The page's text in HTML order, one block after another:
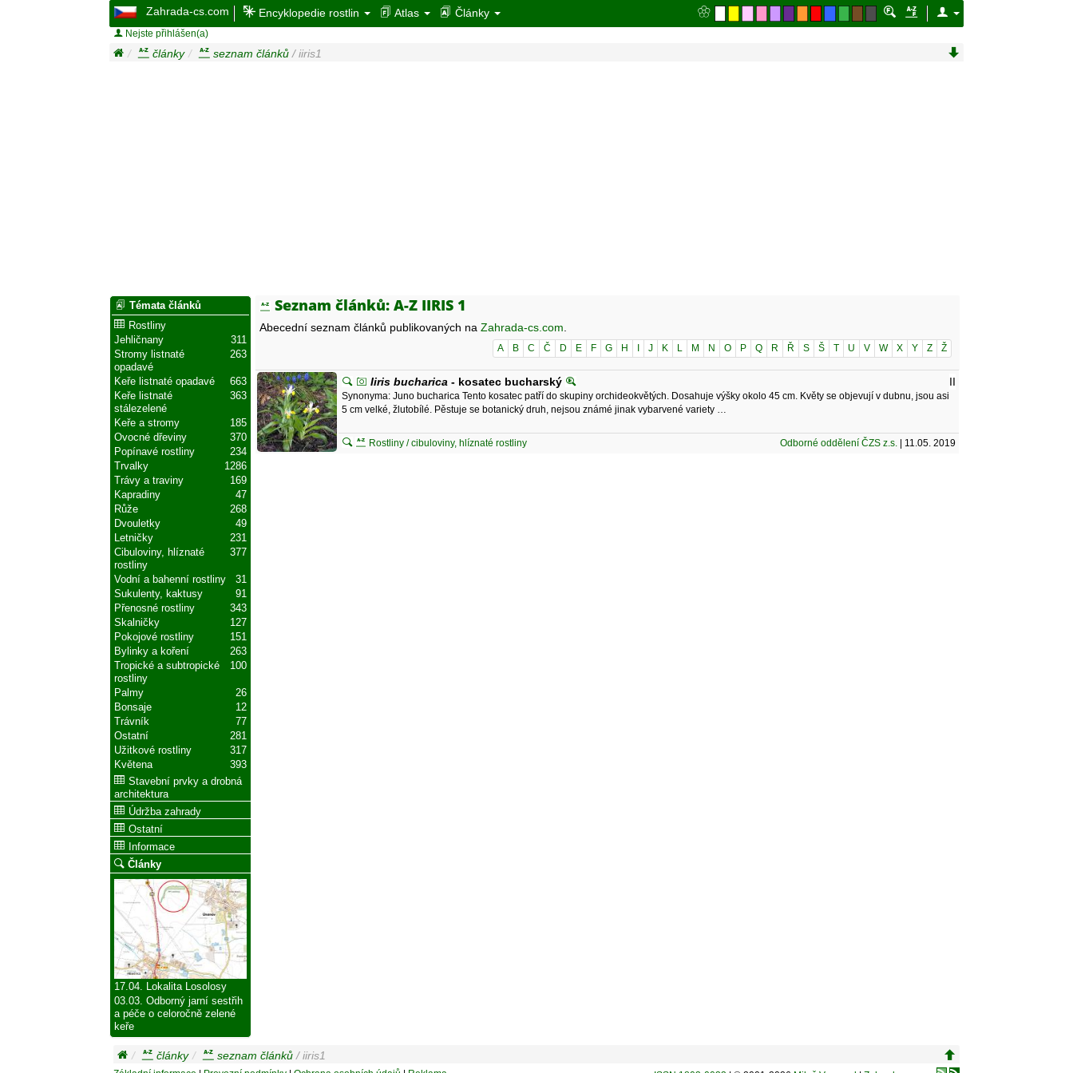
Zahrada-cs.com Encyklopedie rostlin Atlas Články
Nejste přihlášen(a)
články seznam článků / iiris1
Seznam článků: A-Z IIRIS 1
Abecední seznam článků publikovaných naZahrada-cs.com
A B C Č D E F G H J K L M N O P Q R Ř S Š T U V W X Y Z Ž
Iiris bucharica - kosatec bucharský II
Synonyma: Juno bucharica Tento kosatec patří do skupiny orchideokvětých. Dosahuje výšky okolo 45 cm. Květy se objevují v dubnu, jsou asi
5 cm velké, žlutobílé. Pěstuje se botanický druh, nejsou známé jinak vybarvené variety …
Odborné oddělení ČZS z.s. | 11.05. 2019
Rostliny / cibuloviny, hlíznaté rostliny
Témata článků
Rostliny
311
Jehličnany
263
Stromy listnaté
opadavé
663
Keře listnaté opadavé
363
Keře listnaté
stálezelené
185
Keře a stromy
370
Ovocné dřeviny
234
Popínavé rostliny
1286
Trvalky
169
Trávy a traviny
47
Kapradiny
268
Růže
49
Dvouletky
231
Letničky
377
Cibuloviny, hlíznaté
rostliny
31
Vodní a bahenní rostliny
91
Sukulenty, kaktusy
343
Přenosné rostliny
127
Skalničky
151
Pokojové rostliny
263
Bylinky a koření
100
Tropické a subtropické
rostliny
26
Palmy
12
Bonsaje
77
Trávník
281
Ostatní
317
Užitkové rostliny
393
Květena
Stavební prvky a drobná
architektura
Údržba zahrady
Ostatní
Informace
Články
17.04. Lokalita Losolosy
03.03. Odborný jarní sestřih
a péče o celoročně zelené
keře
články seznam článků / iiris1